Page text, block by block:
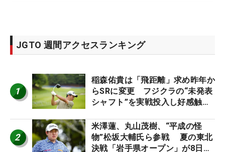
JGTO 週間アクセスランキング
1
稲森佑貴は「飛距離」求め昨年か
らSRに変更 フジクラの“未発表
シャフト”を実戦投入し好感触
ーのヒトネタ！】
2
米澤蓮、丸山茂樹、“平成の怪
物”松坂大輔氏ら参戦 夏の東北
決戦「岩手県オープン」が8日開